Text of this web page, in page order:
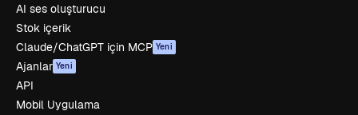
AI ses oluşturucu
Stok içerik
Claude/ChatGPT için MCP Yeni
Ajanlar Yeni
API
Mobil Uygulama